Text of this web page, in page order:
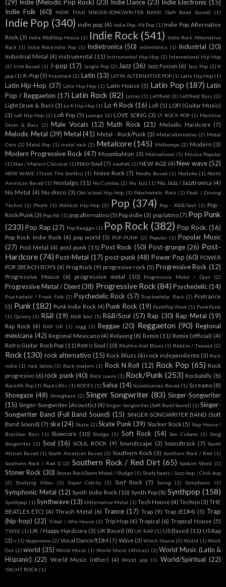
(29) Indie (Melodic Pop Rock) (23) Indie Dance (23) Indie Electronic (15)
Indie Folk (60) INDIE FOLK SINGER-SONGWRITER BAND (Soft Band Sound) (1)
Indie Pop (340) indie pop. (4) Indie Pop. Alt Pop (1) Indie Pop. Alternative
Rock (3) Indie R&BSlap House (1) Indie Rock (541) Indie Rock Alternative
Rock (1) Indie RockIndie Pop (1) Indietronica (50) indietrónica (1) Industrial (20)
Industrial Metal (4) instrumental (11) Instrumental Hip-Hop (2) International Hip-Hop
(2) Irish Based (1) J-pop (17) Jangle Pop (2) Jazz (36) Jazz Fusion (6) Jazz Pop (2) K
pop (1) K-Pop (5) Krautrock (2) Latin (13) LATIN ALTERNATIVE POP (1) Latin Hip Hop (1)
Latin Hip-Hop (37) Latín Hip-Hop (1) Latin House (5) Latin Pop (187) Latin
Pop / Reggaeton (17) Latin Rock (82) Latino (1) Leftfield (2) Leftfield Bass (2)
Light Drum & Bass (3) Lo-fi Hip-Hop (1) Lo-fi Rock (16) Lofi (5) LOFI (Guitar Music)
(3) Lofi Hip-Hop (2) Lofi Pop (5) Lounge (2) LOVE SONG (3) LT ROCK POP (1) Mainline
Drum & Bass (2) Male Vocals (12) Math Rock (21) Melodic Hardcore (7)
Melodic Metal (39) Metal (41) Metal - Rock/Punk (3) Metal alternativo (2) Metal
Core (2) Metal Pop (1) metal rock (2) Metalcore (145) Midtempo (2) Modern (3)
Modern Progressive Rock (47) Moombahton (3) Motivational (1) Música Popular
(1) Neo / Modern Classical (1) Neo-Soul (7) neofolk (1) NEW AGE (4) New wave (52)
NEW WAVE (Think The Smiths) (1) Noise Rock (7) Nordic Based (1) Norteño (1) North
American Based (1) Nostalgic (11) Nu Cumbia (2) Nu Jazz (1) Nu Jazz / Jazztronica (4)
Nu Metal (4) Nu-disco (3) Old-school Hip-Hop (1) Pdychedelic Rock (1) Peak / Driving
Techno (1) Phonk (1) Political Hip-Hop (2) Pop (374) Pop - R&B/Soul (1) Pop -
Rock/Punk (3) Pop Alt (1) pop alternativo (5) Pop indie (3) pop latino (7) Pop Punk
(233) Pop Rap (27) Pop Reagge (1) Pop Rock (382) Pop Rock. (16)
Pop Rock. Indie Rock (4) pop world (3) POP-PUNK (2) Popular (1) Popular Music
(27) Post Metal (4) post punk (11) Post Rock (50) Post-grunge (26) Post-
Hardcore (74) Post-Metal (17) post-punk (48) Power Pop (60) POWER
POP (BEACH BOYS (4) Prog Rock (9) progresive rock (5) Progressive Rock (12)
Progressive House (6) progressive metal (10) Progressive Metal / Djen (2)
Progressive Metal / Djent (38) Progressive Rock (84) Psychedelic(14)
Psychedelic / Freak Folk (2) Psychedelic Rock (57) Psychedelyc Rock (2) Psytrance
(3) Punk (182) Punk Indie Rock (4) Punk Rock (19) PunkPop Punk (1) PunkPunk
(1) Quieky (1) R&B (19) R&B Soul (1) R&B/Soul (57) Rap (30) Rap Metal (19)
Rap Rock (4) RAP UK (1) regg (1) Reggae (20) Reggaeton (90) Regional
mexicana (42) Regional Mexicano (4) Relaxing (8) Remix (11) Remix (official) (4)
Retro Guitar Rock Pop (11) Retro Soul (10) Rhythm And Blues (1) Riddim / Tearout (2)
Rock (130) rock alternativo (15) Rock Blues (4) rock independiente (3) Rock
indie (1) rock latino (1) Rock modern (1) Rock N Roll (12) Rock Pop (65) Rock
progresivo (6) rock punk (40) Rock suave (1) Rock/Punk (253) Rockabilly (8)
RockAlt Pop (1) Rocks 80s (1) ROOTS (1) Salsa (14) Scandinavian Based (1) Screamo (8)
Shoegaze (48) Shoeghaze (2) Singer Songwriter (83) Singer-Songwriter
(15) Singer-Songwriter (Acoustic) (4) Singer-Songwriter (Soft Band Sound) (1) Singer-
Songwriter Band (Full Band Sound) (15) SINGER-SONGWRITER BAND (Soft
Band Sound) (7) ska (24) Skate (2) Skate Punk (39) Slacker Rock (5) Slap House /
Brazilian Bass (1) Slowcore (10) Sludge (1) Soft Rock (54) Son Cubano (1) Song
Songwriter (1) Soul (16) SOUL ROCK (9) Soundscape (3) Soundtrack (7) South
African Based (1) South American Based (2) Southern Rock (3) Southern Rock / Red (1)
Southern Rock / Red D (2) Southern Rock / Red Dirt (65) Spoken Word (1)
Stoner Rock (30) Stoner RockDoom Metal / Sludge (1) Study beats / Jazz-hop / Chill-hop
(2)
Studying Vibes (1) Super Catchy (1) Surf Rock (7) Swing (1) Symphonic (1)
Symphonic Metal (12) Synth Indie Rock (10) Synth Pop (8) Synthpop (158)
Synthpop. (1) Synthwave (13) tAlternative Metal (1) Tech House (4) Techno (3) THE
BEATLES ETC) (4) Thrash Metal (6) Trance (17) Trap (9) Trap (EDM) (5) Trap
(hip-hop) (22) Tribal / Afro House (2) Trip-Hop (4) Tropical (6) Tropical House (5)
TWEE (1) UK / Happy Hardcore (3) UK Based (8) UK RAP (1) US Based (11) US Rap
(3) v (1) Vaporwave (2) Vocal Dance/EDM (7) Wave (3) Witch House (2) Wolrd (1) Work
Out (2) world (35) World Music (1) World Music (African) (2) World Music (Latin &
Hispanic) (22) World Music (other) (4) World pop (1) World/Spiritual (22)
YACHT ROCK (1)